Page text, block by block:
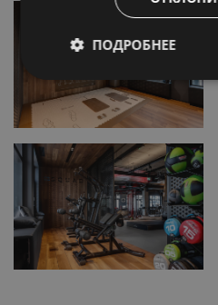
ПОДРОБНЕЕ